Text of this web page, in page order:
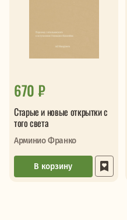
670 ₽
Старые и новые открытки с
того света
Арминио Франко
В корзину